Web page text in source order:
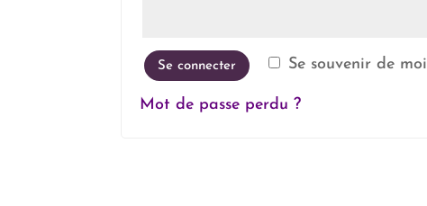
Se souvenir de moi
Se connecter
Mot de passe perdu ?